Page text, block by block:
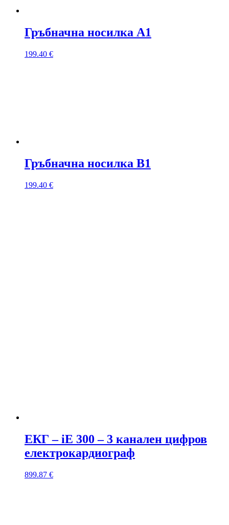
Гръбначна носилка A1
199.40 €
Гръбначна носилка B1
199.40 €
ЕКГ – iE 300 – 3 канален цифров
електрокардиограф
899.87 €